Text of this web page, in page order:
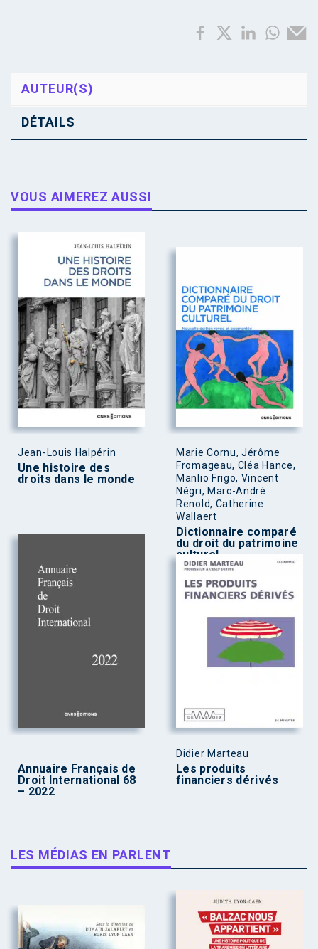
AUTEUR(S)
DÉTAILS
VOUS AIMEREZ AUSSI
Jean-Louis Halpérin
Une histoire des
droits dans le monde
Marie Cornu, Jérôme
Fromageau, Cléa Hance,
Manlio Frigo, Vincent
Négri, Marc-André
Renold, Catherine
Wallaert
Dictionnaire comparé
du droit du patrimoine
culturel
Annuaire Français de
Droit International 68
– 2022
Didier Marteau
Les produits
financiers dérivés
LES MÉDIAS EN PARLENT